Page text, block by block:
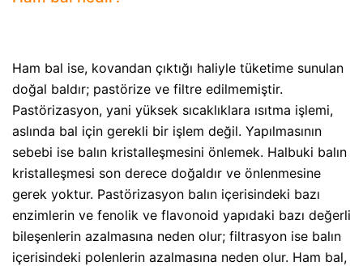
Ham bal ise, kovandan çıktığı haliyle tüketime sunulan
doğal baldır; pastörize ve filtre edilmemiştir.
Pastörizasyon, yani yüksek sıcaklıklara ısıtma işlemi,
aslında bal için gerekli bir işlem değil. Yapılmasının
sebebi ise balın kristalleşmesini önlemek. Halbuki balın
kristalleşmesi son derece doğaldır ve önlenmesine
gerek yoktur. Pastörizasyon balın içerisindeki bazı
enzimlerin ve fenolik ve flavonoid yapıdaki bazı değerli
bileşenlerin azalmasına neden olur; filtrasyon ise balın
içerisindeki polenlerin azalmasına neden olur. Ham bal,